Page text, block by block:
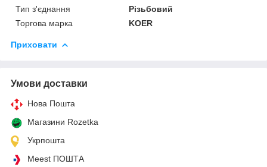
Тип з'єднання
Різьбовий
Торгова марка
KOER
Приховати
Умови доставки
Нова Пошта
Магазини Rozetka
Укрпошта
Meest ПОШТА